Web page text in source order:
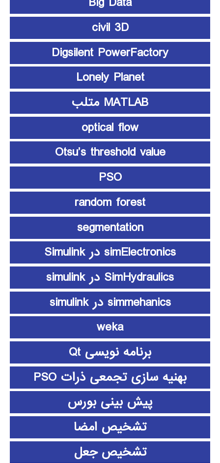
civil 3D
Digsilent PowerFactory
Lonely Planet
MATLAB متلب
optical flow
Otsu’s threshold value
PSO
random forest
segmentation
simElectronics در Simulink
SimHydraulics در simulink
simmehanics در simulink
weka
برنامه نویسی Qt
بهنیه سازی تجمعی ذرات PSO
پیش بینی بورس
تشخیص امضا
تشخیص جعل